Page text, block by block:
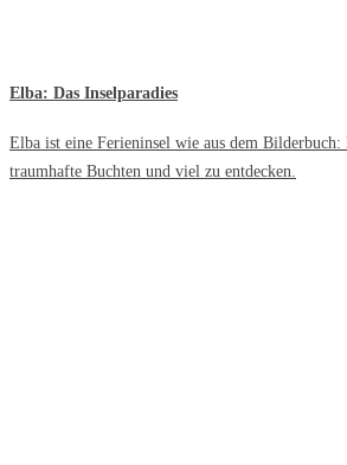
Elba: Das Inselparadies
Elba ist eine Ferieninsel wie aus dem
traumhafte Buchten und viel zu entdecken.